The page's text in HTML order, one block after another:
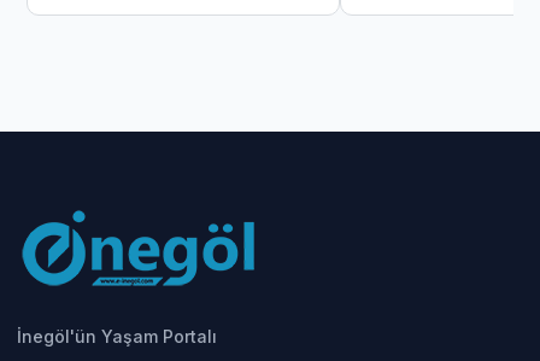
İnegöl'ün Yaşam Portalı